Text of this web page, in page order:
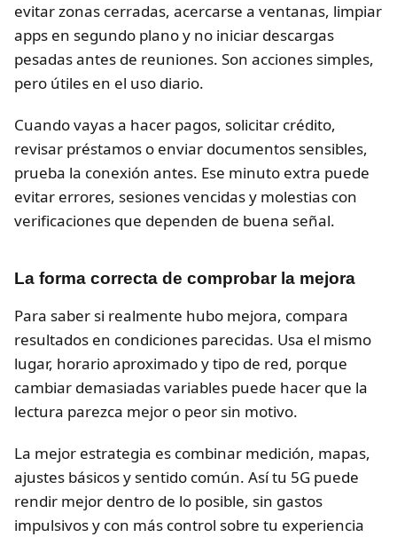
evitar zonas cerradas, acercarse a ventanas, limpiar
apps en segundo plano y no iniciar descargas
pesadas antes de reuniones. Son acciones simples,
pero útiles en el uso diario.
Cuando vayas a hacer pagos, solicitar crédito,
revisar préstamos o enviar documentos sensibles,
prueba la conexión antes. Ese minuto extra puede
evitar errores, sesiones vencidas y molestias con
verificaciones que dependen de buena señal.
La forma correcta de comprobar la mejora
Para saber si realmente hubo mejora, compara
resultados en condiciones parecidas. Usa el mismo
lugar, horario aproximado y tipo de red, porque
cambiar demasiadas variables puede hacer que la
lectura parezca mejor o peor sin motivo.
La mejor estrategia es combinar medición, mapas,
ajustes básicos y sentido común. Así tu 5G puede
rendir mejor dentro de lo posible, sin gastos
impulsivos y con más control sobre tu experiencia